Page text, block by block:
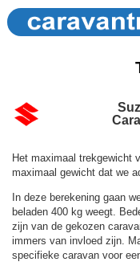
Het maximaal trekgewicht
maximaal gewicht dat we
In deze berekening gaan
beladen 400 kg weegt.
zijn van de gekozen
immers van invloed zijn.
specifieke caravan voor